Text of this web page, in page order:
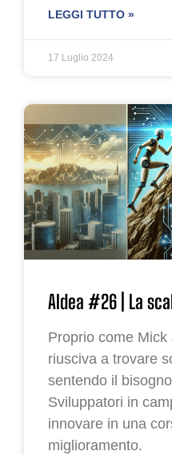
LEGGI TUTTO »
17 Luglio 2024
AIdea #26 | La
Proprio come
riusciva a trovare
sentendo il
Sviluppatori in
innovare in una
miglioramento.